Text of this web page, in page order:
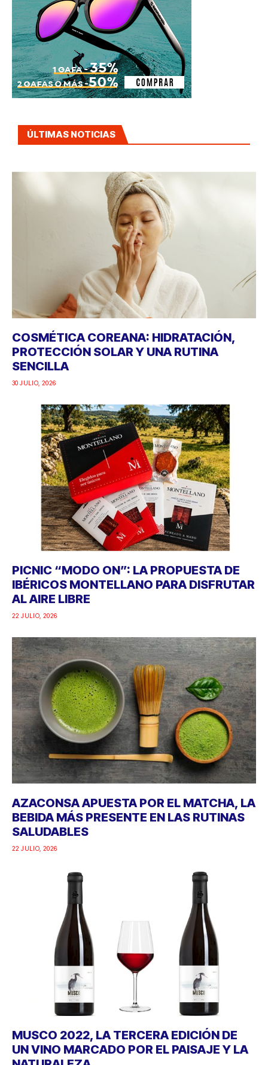
ÚLTIMAS NOTICIAS
COSMÉTICA COREANA: HIDRATACIÓN,
PROTECCIÓN SOLAR Y UNA RUTINA
SENCILLA
30 JULIO, 2026
PICNIC “MODO ON”: LA PROPUESTA DE
IBÉRICOS MONTELLANO PARA DISFRUTAR
AL AIRE LIBRE
22 JULIO, 2026
AZACONSA APUESTA POR EL MATCHA, LA
BEBIDA MÁS PRESENTE EN LAS RUTINAS
SALUDABLES
22 JULIO, 2026
MUSCO 2022, LA TERCERA EDICIÓN DE
UN VINO MARCADO POR EL PAISAJE Y LA